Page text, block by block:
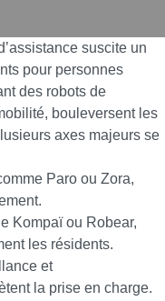
suscite un
pour personnes
des robots de
bouleversent les
axes majeurs se
Paro ou Zora,
Kompaï ou Robear,
les résidents.
et
la prise en charge.